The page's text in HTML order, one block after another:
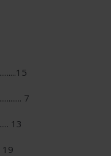
7
13
19